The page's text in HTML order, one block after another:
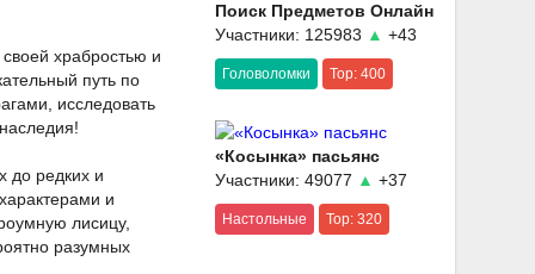
храбростью и
путь по
исследовать
до редких и
и
лисицу,
разумных
Поиск Предметов Онлайн
Участники: 125983 ▲ +43
Головоломки Top: 400
«Косынка» пасьянс
Участники: 49077 ▲ +37
Настольные Top: 320